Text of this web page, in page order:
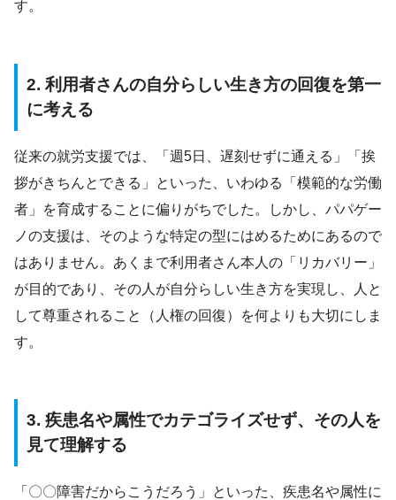
す。
2. 利用者さんの自分らしい生き方の回復を第一
に考える
従来の就労支援では、「週5日、遅刻せずに通える」「挨
拶がきちんとできる」といった、いわゆる「模範的な労働
者」を育成することに偏りがちでした。しかし、パパゲー
ノの支援は、そのような特定の型にはめるためにあるので
はありません。あくまで利用者さん本人の「リカバリー」
が目的であり、その人が自分らしい生き方を実現し、人と
して尊重されること（人権の回復）を何よりも大切にしま
す。
3. 疾患名や属性でカテゴライズせず、その人を
見て理解する
「〇〇障害だからこうだろう」といった、疾患名や属性に